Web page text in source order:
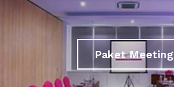
Paket Meeting